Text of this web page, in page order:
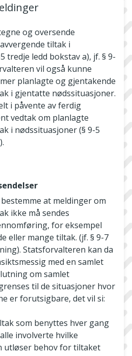
og oversende
tiltak i
tredje ledd bokstav a), jf. § 9-
vil også kunne
planlagte og gjentakende
i gjentatte nødssituasjoner.
i påvente av ferdig
vedtak om planlagte
i nødssituasjoner (§ 9-5
at meldinger om
ikke må sendes
for eksempel
eller mange tiltak. (jf. § 9-7
Statsforvalteren kan da
med en samlet
om samlet
til de situasjoner hvor
er forutsigbare, det vil si:
som benyttes hver gang
involverte hvilke
utløser behov for tiltaket